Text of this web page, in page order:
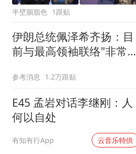
半壁胭脂色 1跟贴
伊朗总统佩泽希齐扬：目
前与最高领袖联络"非常困
参考消息 1.2万跟贴
E45 孟岩对话李继刚：人
何以自处
有知有行App 云音乐特供